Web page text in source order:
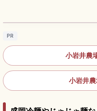
PR
小岩井農
小岩井